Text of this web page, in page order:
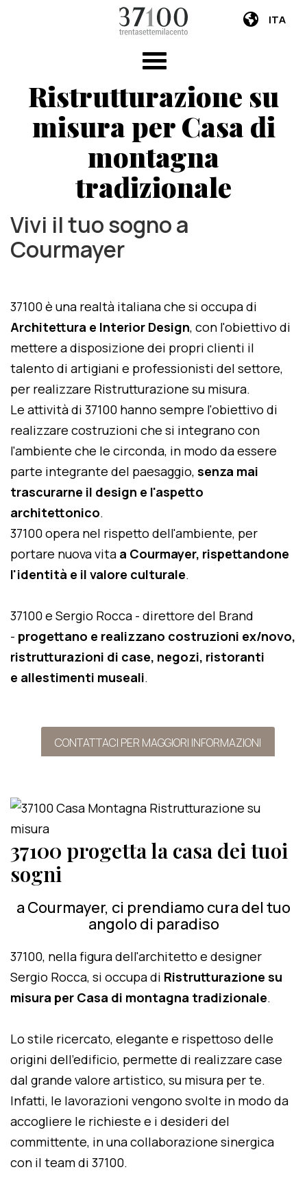
ITA
Ristrutturazione su
misura per Casa di
montagna
tradizionale
Vivi il tuo sogno a
Courmayer
37100 è una realtà italiana che si occupa di
Architettura e Interior Design, con l'obiettivo di
mettere a disposizione dei propri clienti il
talento di artigiani e professionisti del settore,
per realizzare Ristrutturazione su misura.
Le attività di 37100 hanno sempre l'obiettivo di
realizzare costruzioni che si integrano con
l'ambiente che le circonda, in modo da essere
parte integrante del paesaggio, senza mai
trascurarne il design e l'aspetto
architettonico.
37100 opera nel rispetto dell'ambiente, per
portare nuova vita a Courmayer, rispettandone
l'identità e il valore culturale.
37100 e Sergio Rocca - direttore del Brand
- progettano e realizzano costruzioni ex/novo,
ristrutturazioni di case, negozi, ristoranti
e allestimenti museali.
CONTATTACI PER MAGGIORI INFORMAZIONI
37100 progetta la casa dei tuoi
sogni
a Courmayer, ci prendiamo cura del tuo
angolo di paradiso
37100, nella figura dell'architetto e designer
Sergio Rocca, si occupa di Ristrutturazione su
misura per Casa di montagna tradizionale.
Lo stile ricercato, elegante e rispettoso delle
origini dell'edificio, permette di realizzare case
dal grande valore artistico, su misura per te.
Infatti, le lavorazioni vengono svolte in modo da
accogliere le richieste e i desideri del
committente, in una collaborazione sinergica
con il team di 37100.